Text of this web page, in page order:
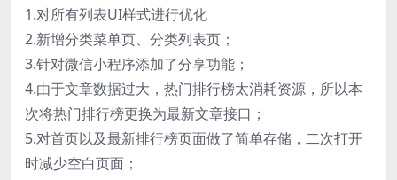
1.对所有列表UI样式进行优化
2.新增分类菜单页、分类列表页；
3.针对微信小程序添加了分享功能；
4.由于文章数据过大，热门排行榜太消耗资源，所以本
次将热门排行榜更换为最新文章接口；
5.对首页以及最新排行榜页面做了简单存储，二次打开
时减少空白页面；